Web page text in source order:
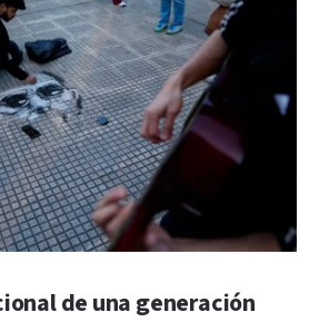
de una generación